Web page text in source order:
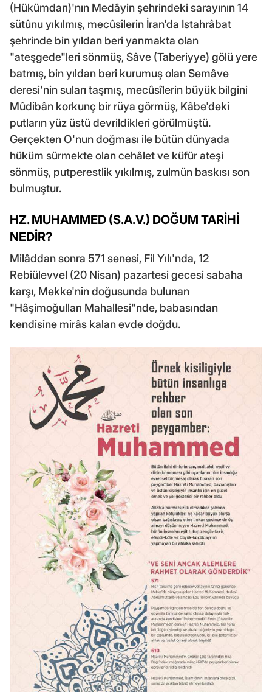
(Hükümdarı)'nın Medâyin şehrindeki sarayının 14
sütûnu yıkılmış, mecûsîlerin İran'da Istahrâbat
şehrinde bin yıldan beri yanmakta olan
"ateşgede"leri sönmüş, Sâve (Taberiyye) gölü yere
batmış, bin yıldan beri kurumuş olan Semâve
deresi'nin suları taşmış, mecûsîlerin büyük bilgini
Mûdibân korkunç bir rüya görmüş, Kâbe'deki
putların yüz üstü devrildikleri görülmüştü.
Gerçekten O'nun doğması ile bütün dünyada
hüküm sürmekte olan cehâlet ve küfür ateşi
sönmüş, putperestlik yıkılmış, zulmün baskısı son
bulmuştur.
HZ. MUHAMMED (S.A.V.) DOĞUM TARİHİ
NEDİR?
Milâddan sonra 571 senesi, Fil Yılı'nda, 12
Rebiülevvel (20 Nisan) pazartesi gecesi sabaha
karşı, Mekke'nin doğusunda bulunan
"Hâşimoğulları Mahallesi"nde, babasından
kendisine mirâs kalan evde doğdu.